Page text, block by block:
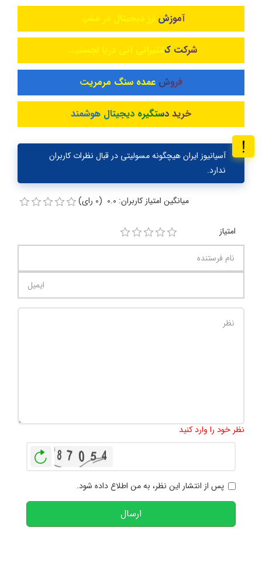
آموزش ارز دیجیتال در مشهد
شرکت کشتیرانی آنی دریا لجستیک
فروش عمده سنگ مرمریت
خرید دستگیره دیجیتال هوشمند
آسیانیوز ایران هیچگونه مسولیتی در قبال نظرات کاربران
ندارد.
میانگین امتیاز کاربران: 0.0 (0 رای)
امتیاز
نظر خود را وارد کنید
پس از انتشار این نظر، به من اطلاع داده شود.
ارسال